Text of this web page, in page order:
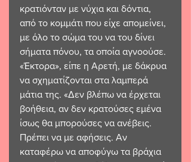
κρατιόνταν με νύχια και δόντια,
από το κομμάτι που είχε απομείνει,
με όλο το σώμα του να του δίνει
σήματα πόνου, τα οποία αγνοούσε.
«Έκτορα», είπε η Αρετή, με δάκρυα
να σχηματίζονται στα λαμπερά
μάτια της. «Δεν βλέπω να έρχεται
βοήθεια, αν δεν κρατούσες εμένα
ίσως θα μπορούσες να ανέβεις.
Πρέπει να με αφήσεις. Αν
καταφέρω να αποφύγω τα βράχια